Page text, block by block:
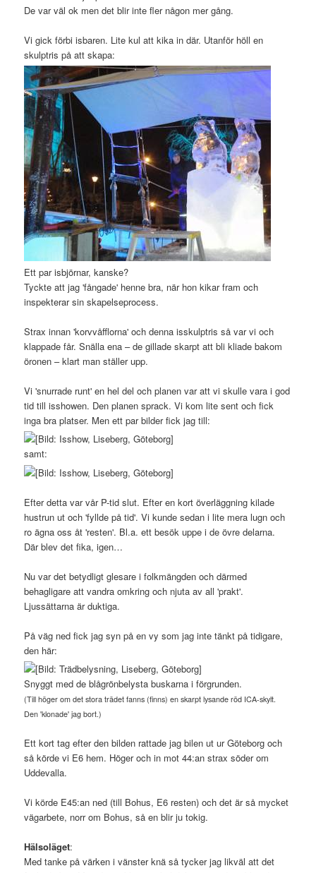
De var väl ok men det blir inte fler någon mer gång.
Vi gick förbi isbaren. Lite kul att kika in där. Utanför höll en
skulptris på att skapa:
Ett par isbjörnar, kanske?
Tyckte att jag 'fångade' henne bra, när hon kikar fram och
inspekterar sin skapelseprocess.
Strax innan 'korvvåfflorna' och denna isskulptris så var vi och
klappade får. Snälla ena – de gillade skarpt att bli kliade bakom
öronen – klart man ställer upp.
Vi 'snurrade runt' en hel del och planen var att vi skulle vara i god
tid till isshowen. Den planen sprack. Vi kom lite sent och fick
inga bra platser. Men ett par bilder fick jag till:
samt:
Efter detta var vår P-tid slut. Efter en kort överläggning kilade
hustrun ut och 'fyllde på tid'. Vi kunde sedan i lite mera lugn och
ro ägna oss åt 'resten'. Bl.a. ett besök uppe i de övre delarna.
Där blev det fika, igen…
Nu var det betydligt glesare i folkmängden och därmed
behagligare att vandra omkring och njuta av all 'prakt'.
Ljussättarna är duktiga.
På väg ned fick jag syn på en vy som jag inte tänkt på tidigare,
den här:
Snyggt med de blågrönbelysta buskarna i förgrunden.
(Till höger om det stora trädet fanns (finns) en skarpt lysande röd ICA-skylt.
Den 'klonade' jag bort.)
Ett kort tag efter den bilden rattade jag bilen ut ur Göteborg och
så körde vi E6 hem. Höger och in mot 44:an strax söder om
Uddevalla.
Vi körde E45:an ned (till Bohus, E6 resten) och det är så mycket
vägarbete, norr om Bohus, så en blir ju tokig.
Hälsoläget:
Med tanke på värken i vänster knä så tycker jag likväl att det